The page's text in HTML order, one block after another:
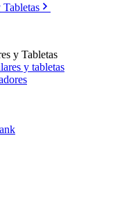
y Tabletas
y tabletas